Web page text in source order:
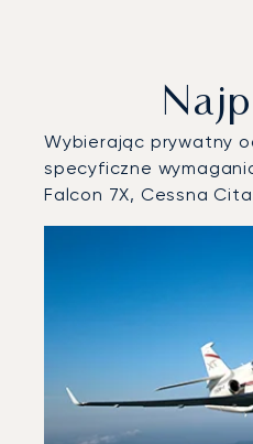
Wybierając prywatny
specyficzne
Falcon 7X, Cessna